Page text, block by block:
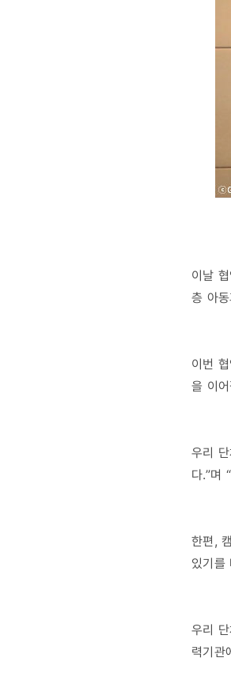
이날
층 아
이번
을 이
우리
다.”며
한편,
있기를
우리
력기관